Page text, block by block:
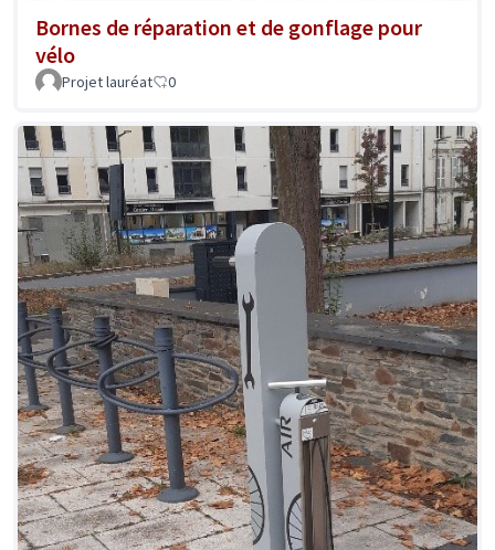
Bornes de réparation et de gonflage pour
vélo
Projet lauréat 0